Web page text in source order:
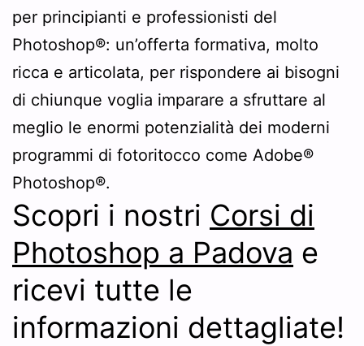
per principianti e professionisti del
Photoshop®: un’offerta formativa, molto
ricca e articolata, per rispondere ai bisogni
di chiunque voglia imparare a sfruttare al
meglio le enormi potenzialità dei moderni
programmi di fotoritocco come Adobe®
Photoshop®.
Scopri i nostri Corsi di
Photoshop a Padova e
ricevi tutte le
informazioni dettagliate!